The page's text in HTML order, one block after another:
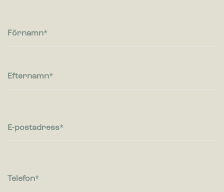
rapportera in information anonymt.
på webbplatser. Avsikten är att visa annonser som är
Förnamn
Efternamn
E-postadress
Telefon